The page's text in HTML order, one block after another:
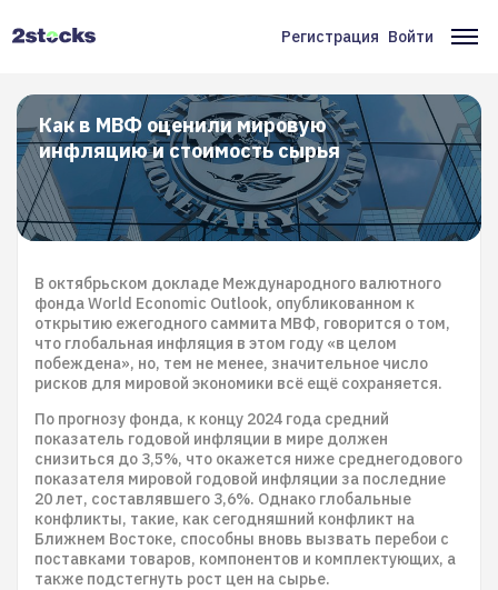
Меню
учётной
записи
пользователя
Регистрация Войти
Как в МВФ оценили мировую
инфляцию и стоимость сырья
В октябрьском докладе Международного валютного
фонда World Economic Outlook, опубликованном к
открытию ежегодного саммита МВФ, говорится о том,
что глобальная инфляция в этом году «в целом
побеждена», но, тем не менее, значительное число
рисков для мировой экономики всё ещё сохраняется.
По прогнозу фонда, к концу 2024 года средний
показатель годовой инфляции в мире должен
снизиться до 3,5%, что окажется ниже среднегодового
показателя мировой годовой инфляции за последние
20 лет, составлявшего 3,6%. Однако глобальные
конфликты, такие, как сегодняшний конфликт на
Ближнем Востоке, способны вновь вызвать перебои с
поставками товаров, компонентов и комплектующих, а
также подстегнуть рост цен на сырье.